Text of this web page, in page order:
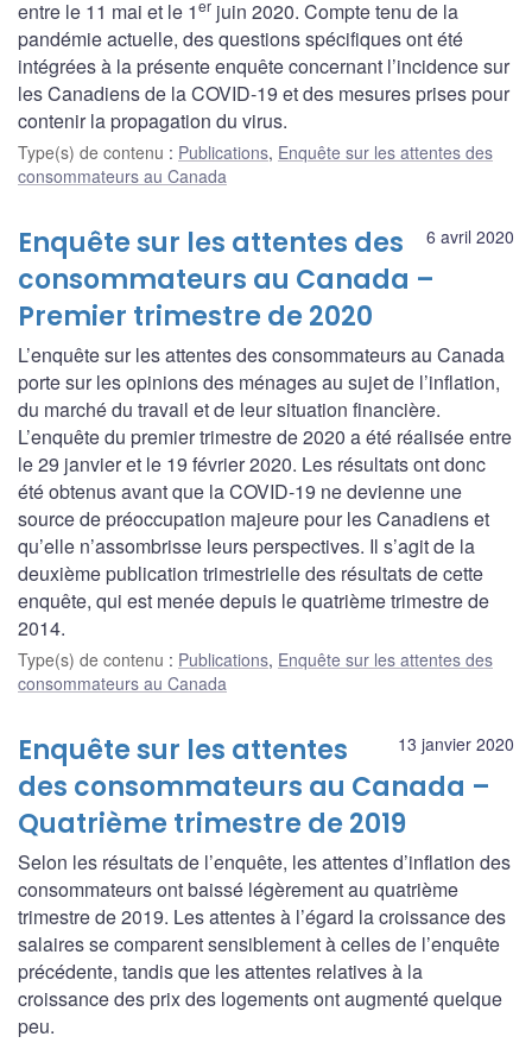
entre le 11 mai et le 1er juin 2020. Compte tenu de la
pandémie actuelle, des questions spécifiques ont été
intégrées à la présente enquête concernant l’incidence sur
les Canadiens de la COVID‑19 et des mesures prises pour
contenir la propagation du virus.
Type(s) de contenu : Publications, Enquête sur les attentes des
consommateurs au Canada
6 avril 2020
Enquête sur les attentes des
consommateurs au Canada –
Premier trimestre de 2020
L’enquête sur les attentes des consommateurs au Canada
porte sur les opinions des ménages au sujet de l’inflation,
du marché du travail et de leur situation financière.
L’enquête du premier trimestre de 2020 a été réalisée entre
le 29 janvier et le 19 février 2020. Les résultats ont donc
été obtenus avant que la COVID‐19 ne devienne une
source de préoccupation majeure pour les Canadiens et
qu’elle n’assombrisse leurs perspectives. Il s’agit de la
deuxième publication trimestrielle des résultats de cette
enquête, qui est menée depuis le quatrième trimestre de
2014.
Type(s) de contenu : Publications, Enquête sur les attentes des
consommateurs au Canada
13 janvier 2020
Enquête sur les attentes
des consommateurs au Canada –
Quatrième trimestre de 2019
Selon les résultats de l’enquête, les attentes d’inflation des
consommateurs ont baissé légèrement au quatrième
trimestre de 2019. Les attentes à l’égard la croissance des
salaires se comparent sensiblement à celles de l’enquête
précédente, tandis que les attentes relatives à la
croissance des prix des logements ont augmenté quelque
peu.